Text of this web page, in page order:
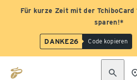
Für kurze Zeit mit der
sparen!*
DANKE26 Code kopieren